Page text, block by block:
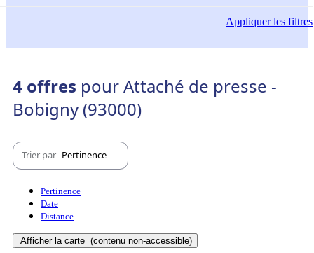
Appliquerles filtres
4 offres pour Attaché de presse -
Bobigny (93000)
Trier par Pertinence
Pertinence
Date
Distance
Afficher la carte (contenu non-accessible)